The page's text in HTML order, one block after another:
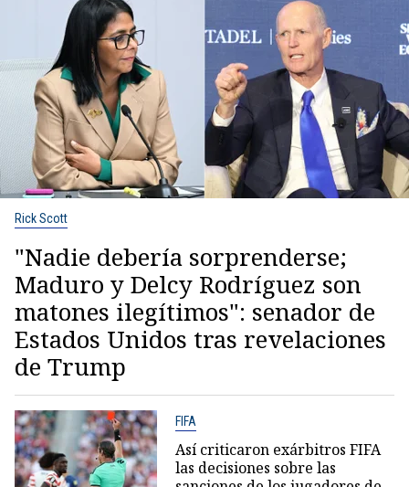
Rick Scott
"Nadie debería sorprenderse;
Maduro y Delcy Rodríguez son
matones ilegítimos": senador de
Estados Unidos tras revelaciones
de Trump
FIFA
Así criticaron exárbitros FIFA
las decisiones sobre las